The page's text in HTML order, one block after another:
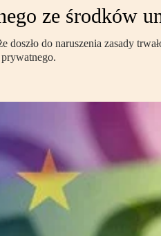
ze środków
doszło do naruszenia zasady